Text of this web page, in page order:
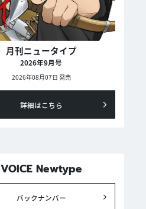
月刊ニュータイプ
2026年9月号
2026年08月07日 発売
詳細はこちら
VOICE Newtype
バックナンバー